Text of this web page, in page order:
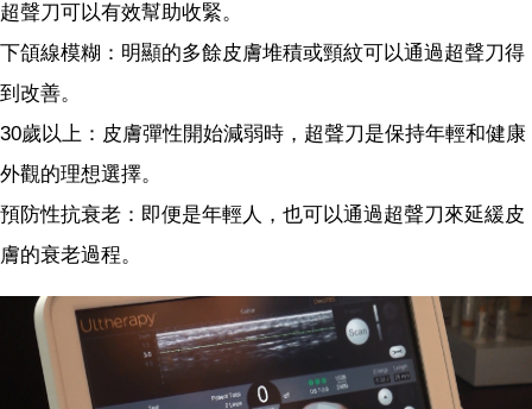
超聲刀可以有效幫助收緊。
下頜線模糊：明顯的多餘皮膚堆積或頸紋可以通過超聲刀得
到改善。
30歲以上：皮膚彈性開始減弱時，超聲刀是保持年輕和健康
外觀的理想選擇。
預防性抗衰老：即便是年輕人，也可以通過超聲刀來延緩皮
膚的衰老過程。